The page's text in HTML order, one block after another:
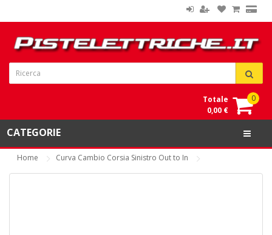
0
Totale
0,00 €
CATEGORIE
Home Curva Cambio Corsia Sinistro Out to In